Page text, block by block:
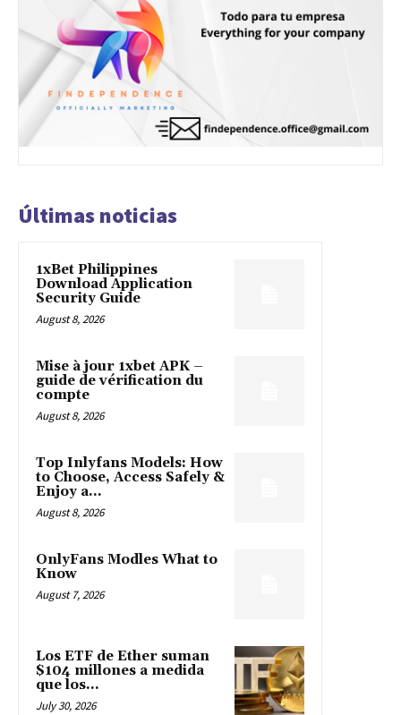
Últimas noticias
1xBet Philippines
Download Application
Security Guide
August 8, 2026
Mise à jour 1xbet APK –
guide de vérification du
compte
August 8, 2026
Top Inlyfans Models: How
to Choose, Access Safely &
Enjoy a...
August 8, 2026
OnlyFans Modles What to
Know
August 7, 2026
Los ETF de Ether suman
$104 millones a medida
que los...
July 30, 2026